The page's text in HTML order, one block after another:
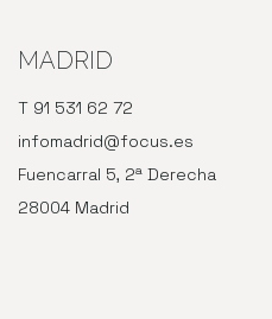
MADRID
T 91 531 62 72
infomadrid@focus.es
Fuencarral 5, 2ª Derecha
28004 Madrid